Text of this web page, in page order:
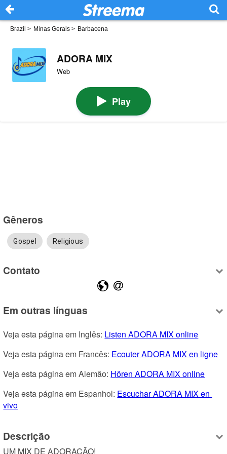
Brazil > Minas Gerais > Barbacena
ADORA MIX
Web
Play
Gêneros
Gospel Religious
Contato
Em outras línguas
Veja esta página em Inglês: Listen ADORA MIX online
Veja esta página em Francês: Ecouter ADORA MIX en ligne
Veja esta página em Alemão: Hören ADORA MIX online
Veja esta página em Espanhol: Escuchar ADORA MIX en
vivo
Descrição
UM MIX DE ADORAÇÃO!